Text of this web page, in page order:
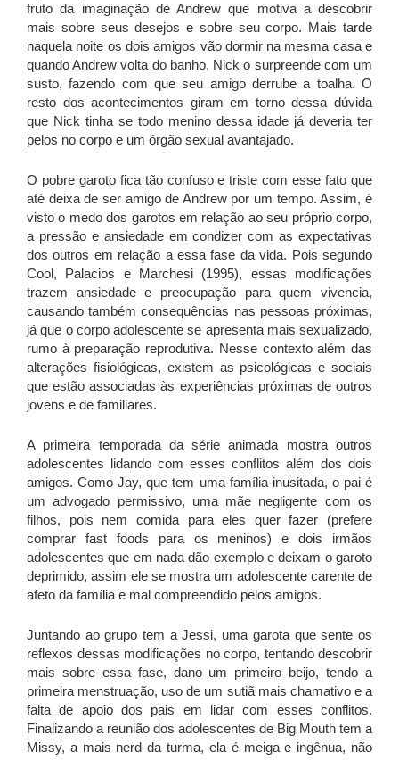
fruto da imaginação de Andrew que motiva a descobrir
mais sobre seus desejos e sobre seu corpo. Mais tarde
naquela noite os dois amigos vão dormir na mesma casa e
quando Andrew volta do banho, Nick o surpreende com um
susto, fazendo com que seu amigo derrube a toalha. O
resto dos acontecimentos giram em torno dessa dúvida
que Nick tinha se todo menino dessa idade já deveria ter
pelos no corpo e um órgão sexual avantajado.
O pobre garoto fica tão confuso e triste com esse fato que
até deixa de ser amigo de Andrew por um tempo. Assim, é
visto o medo dos garotos em relação ao seu próprio corpo,
a pressão e ansiedade em condizer com as expectativas
dos outros em relação a essa fase da vida. Pois segundo
Cool, Palacios e Marchesi (1995), essas modificações
trazem ansiedade e preocupação para quem vivencia,
causando também consequências nas pessoas próximas,
já que o corpo adolescente se apresenta mais sexualizado,
rumo à preparação reprodutiva. Nesse contexto além das
alterações fisiológicas, existem as psicológicas e sociais
que estão associadas às experiências próximas de outros
jovens e de familiares.
A primeira temporada da série animada mostra outros
adolescentes lidando com esses conflitos além dos dois
amigos. Como Jay, que tem uma família inusitada, o pai é
um advogado permissivo, uma mãe negligente com os
filhos, pois nem comida para eles quer fazer (prefere
comprar fast foods para os meninos) e dois irmãos
adolescentes que em nada dão exemplo e deixam o garoto
deprimido, assim ele se mostra um adolescente carente de
afeto da família e mal compreendido pelos amigos.
Juntando ao grupo tem a Jessi, uma garota que sente os
reflexos dessas modificações no corpo, tentando descobrir
mais sobre essa fase, dano um primeiro beijo, tendo a
primeira menstruação, uso de um sutiã mais chamativo e a
falta de apoio dos pais em lidar com esses conflitos.
Finalizando a reunião dos adolescentes de Big Mouth tem a
Missy, a mais nerd da turma, ela é meiga e ingênua, não